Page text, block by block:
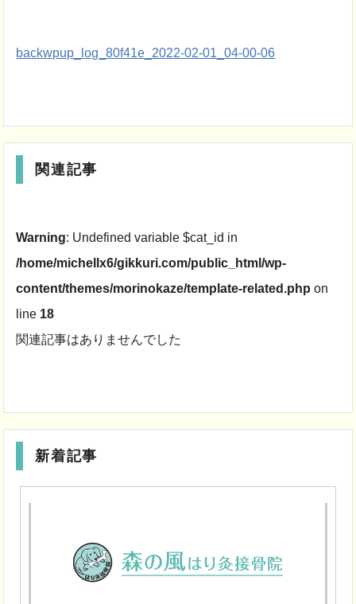
backwpup_log_80f41e_2022-02-01_04-00-06
関連記事
Warning: Undefined variable $cat_id in
/home/michellx6/gikkuri.com/public_html/wp-
content/themes/morinokaze/template-related.php on
line 18
関連記事はありませんでした
新着記事